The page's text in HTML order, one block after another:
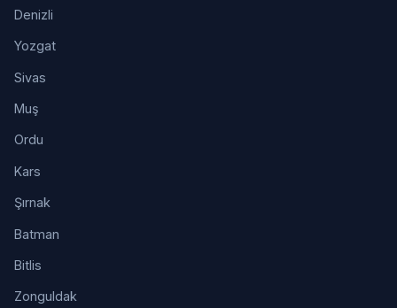
Denizli
Yozgat
Sivas
Muş
Ordu
Kars
Şırnak
Batman
Bitlis
Zonguldak